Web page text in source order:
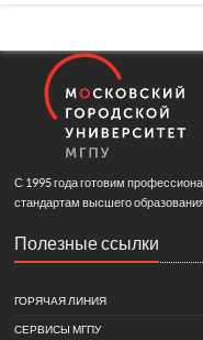
С 1995 года готовим
стандартам высшего
Полезные ссылки
ГОРЯЧАЯ ЛИНИЯ
СЕРВИСЫ МГПУ